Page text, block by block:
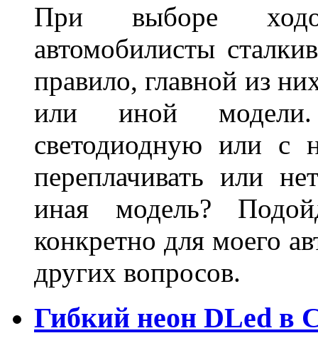
При выборе
автомобилисты
правило, главной из
или иной
светодиодную или с
переплачивать или
иная модель?
конкретно для моего
других вопросов.
Гибкий неон DLed в